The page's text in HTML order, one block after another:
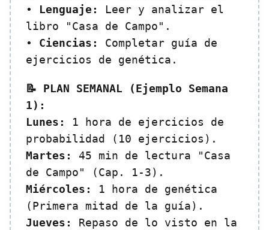
• Lenguaje:
Leer y analizar el
libro "Casa de Campo".
• Ciencias:
Completar guía de
ejercicios de genética.
📝 PLAN SEMANAL (Ejemplo Semana
1):
Lunes:
1 hora de ejercicios de
probabilidad (10 ejercicios).
Martes:
45 min de lectura "Casa
de Campo" (Cap. 1-3).
Miércoles:
1 hora de genética
(Primera mitad de la guía).
Jueves:
Repaso de lo visto en la